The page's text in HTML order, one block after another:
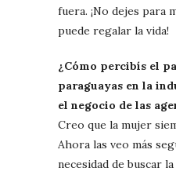
fuera. ¡No dejes para
puede regalar la vida!
¿Cómo percibís el
paraguayas en la
el negocio de las
Creo que la mujer
Ahora las veo más
necesidad de buscar